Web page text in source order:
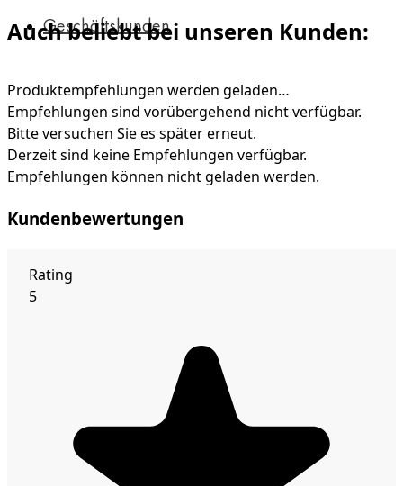
Geschäftskunden
Auch beliebt bei unseren Kunden:
Produktempfehlungen werden geladen…
Empfehlungen sind vorübergehend nicht verfügbar.
Bitte versuchen Sie es später erneut.
Derzeit sind keine Empfehlungen verfügbar.
Empfehlungen können nicht geladen werden.
Kundenbewertungen
Rating
5